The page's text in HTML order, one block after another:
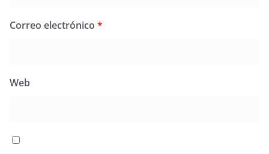
Correo electrónico *
Web